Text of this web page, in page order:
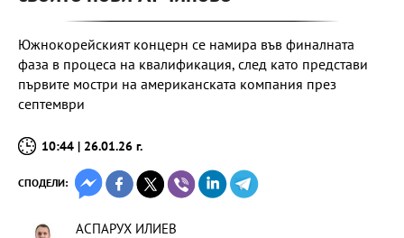
Южнокорейският концерн се намира във финалната
фаза в процеса на квалификация, след като представи
първите мостри на американската компания през
септември
10:44 | 26.01.26 г.
СПОДЕЛИ:
АСПАРУХ ИЛИЕВ